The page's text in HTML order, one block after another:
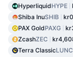
HyperliquidHYPE
Shiba InuSHIB
PAX GoldPAXG
ZcashZEC
Terra ClassicLUNC